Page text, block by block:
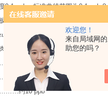
欢迎您！
来自局域网
助您的吗？
0.1 ppb，标准曲线范围为0.1 ppb-
内误差小于
低检测限：
、猪肉、鱼肉、虾肉）、组织方
………… 约5 ppb
约25 ppb
约10 ppb